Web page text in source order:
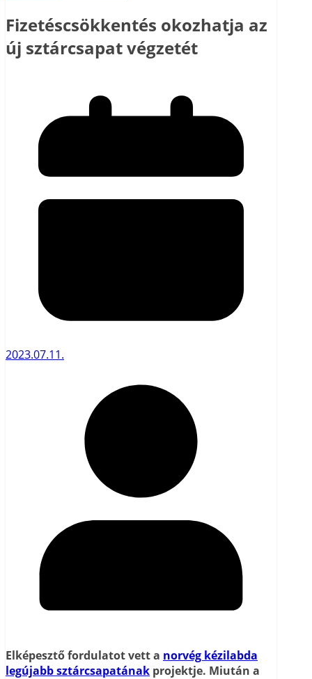
Fizetéscsökkentés okozhatja az
új sztárcsapat végzetét
2023.07.11.
Elképesztő fordulatot vett a norvég kézilabda
legújabb sztárcsapatának projektje. Miután a